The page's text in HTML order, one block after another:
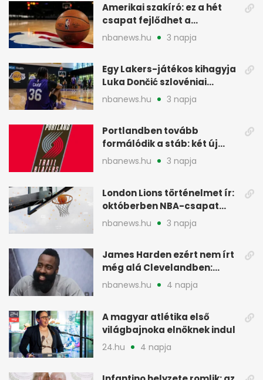
Amerikai szakíró: ez a hét
csapat fejlődhet a
legtöbbet az NBA-ben
nbanews.hu 3 napja
Egy Lakers-játékos kihagyja
Luka Dončić szlovéniai
minicampjét
nbanews.hu 3 napja
Portlandben tovább
formálódik a stáb: két új
szakember a Blazersnél
nbanews.hu 3 napja
London Lions történelmet ír:
októberben NBA-csapat
ellen lép pályára
nbanews.hu 3 napja
James Harden ezért nem írt
még alá Clevelandben:
pénzügyi okok
nbanews.hu 4 napja
A magyar atlétika első
világbajnoka elnöknek indul
24.hu 4 napja